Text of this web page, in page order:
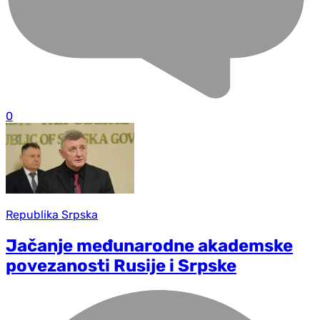
0
Republika Srpska
Jačanje međunarodne akademske
povezanosti Rusije i Srpske